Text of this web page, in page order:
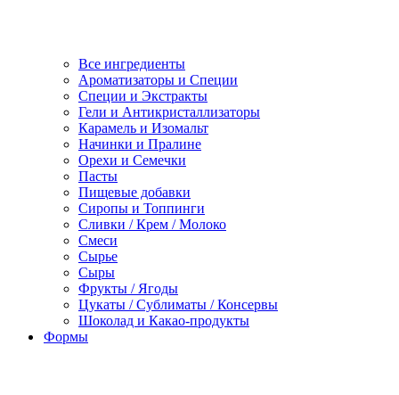
Все ингредиенты
Ароматизаторы и Специи
Специи и Экстракты
Гели и Антикристаллизаторы
Карамель и Изомальт
Начинки и Пралине
Орехи и Семечки
Пасты
Пищевые добавки
Сиропы и Топпинги
Сливки / Крем / Молоко
Смеси
Сырье
Сыры
Фрукты / Ягоды
Цукаты / Сублиматы / Консервы
Шоколад и Какао-продукты
Формы